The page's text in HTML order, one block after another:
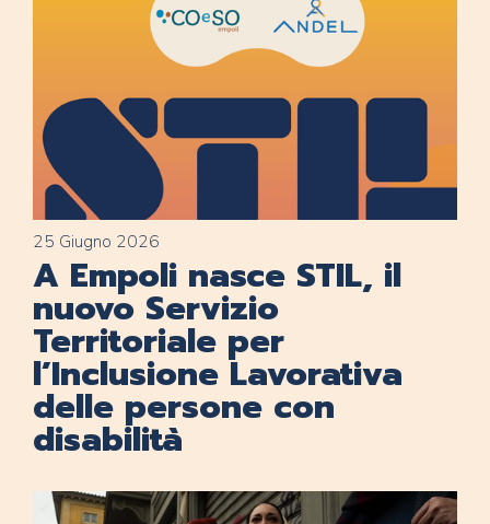
25 Giugno 2026
A Empoli nasce STIL, il
nuovo Servizio
Territoriale per
l’Inclusione Lavorativa
delle persone con
disabilità